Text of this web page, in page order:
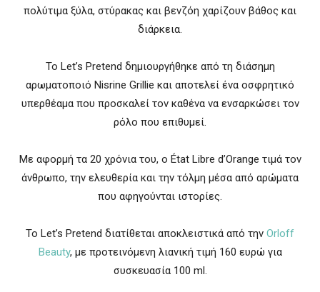
πολύτιμα ξύλα, στύρακας και βενζόη χαρίζουν βάθος και
διάρκεια.
Το Let’s Pretend δημιουργήθηκε από τη διάσημη
αρωματοποιό Nisrine Grillie και αποτελεί ένα οσφρητικό
υπερθέαμα που προσκαλεί τον καθένα να ενσαρκώσει τον
ρόλο που επιθυμεί.
Με αφορμή τα 20 χρόνια του, ο État Libre d’Orange τιμά τον
άνθρωπο, την ελευθερία και την τόλμη μέσα από αρώματα
που αφηγούνται ιστορίες.
Το Let’s Pretend διατίθεται αποκλειστικά από την Orloff
Beauty, με προτεινόμενη λιανική τιμή 160 ευρώ για
συσκευασία 100 ml.